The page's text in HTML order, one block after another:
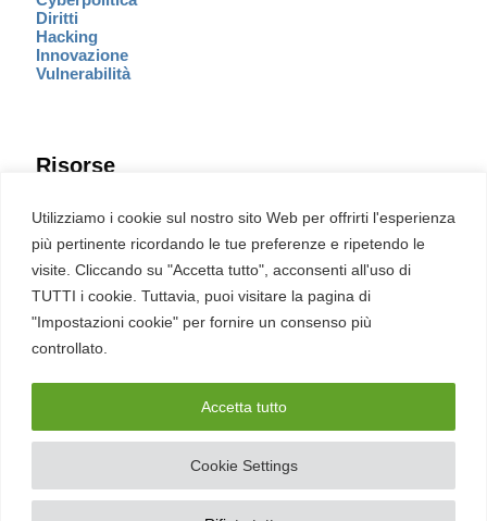
Utilizziamo i cookie sul nostro sito Web per offrirti l'esperienza
più pertinente ricordando le tue preferenze e ripetendo le
visite. Cliccando su "Accetta tutto", acconsenti all'uso di
TUTTI i cookie. Tuttavia, puoi visitare la pagina di
"Impostazioni cookie" per fornire un consenso più
controllato.
Cookie Settings
Accetta tutto
Diritti
Hacking
Innovazione
Vulnerabilità
Risorse
Eventi
Fumetto Cyber
Newsletter
Servizi
Pubblicità
English
Ultime CVE critiche
2026 – REDHOTCYBER Srl. Tutti i diritti riservati